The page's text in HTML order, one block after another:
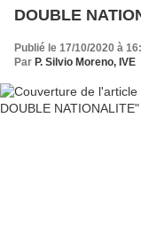
DOUBLE
Publié le 17/10/2020 à
Par P. Silvio Moreno, IVE